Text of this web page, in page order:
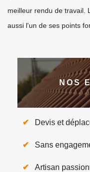
meilleur rendu de travail.
aussi l'un de ses points
NOS
Devis et
Sans
Artisan